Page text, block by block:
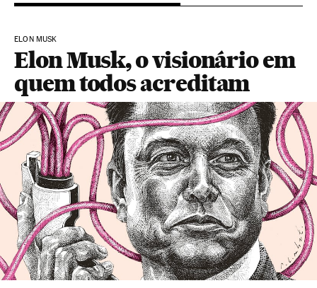
ELON MUSK
Elon Musk, o visionário em
quem todos acreditam